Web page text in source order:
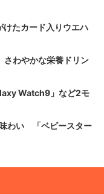
けたカード入りウエハ
わやかな栄養ドリン
Watch9」など2モ
味わい 「ベビースター